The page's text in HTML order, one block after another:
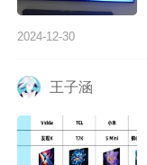
2024-12-30
王子涵